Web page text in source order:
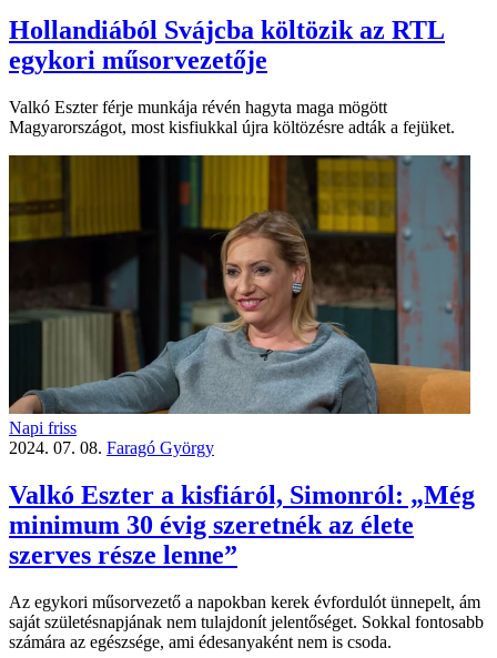
Hollandiából Svájcba költözik az RTL
egykori műsorvezetője
Valkó Eszter férje munkája révén hagyta maga mögött
Magyarországot, most kisfiukkal újra költözésre adták a fejüket.
Napi friss
2024. 07. 08. Faragó György
Valkó Eszter a kisfiáról, Simonról: „Még
minimum 30 évig szeretnék az élete
szerves része lenne”
Az egykori műsorvezető a napokban kerek évfordulót ünnepelt, ám
saját születésnapjának nem tulajdonít jelentőséget. Sokkal fontosabb
számára az egészsége, ami édesanyaként nem is csoda.